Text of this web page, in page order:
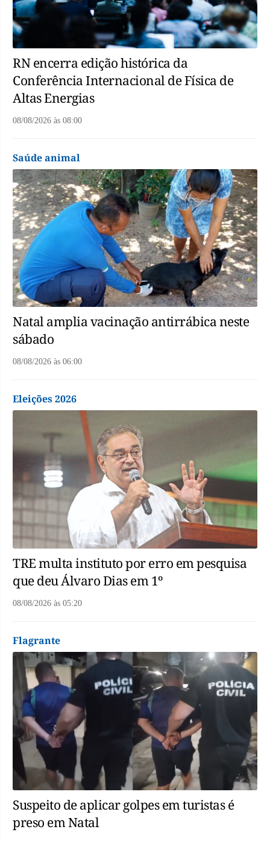
RN encerra edição histórica da
Conferência Internacional de Física de
Altas Energias
08/08/2026 às 08:00
Saúde animal
Natal amplia vacinação antirrábica neste
sábado
08/08/2026 às 06:00
Eleições 2026
TRE multa instituto por erro em pesquisa
que deu Álvaro Dias em 1º
08/08/2026 às 05:20
Flagrante
Suspeito de aplicar golpes em turistas é
preso em Natal